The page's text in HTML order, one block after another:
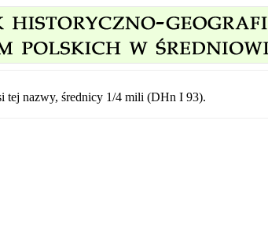
tej nazwy, średnicy 1/4 mili (DHn I 93).